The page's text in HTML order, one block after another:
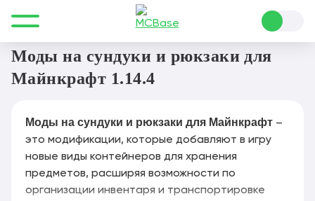
Все для Minecraft Моды Сундуки и рюкзаки
Моды на сундуки и рюкзаки для
Майнкрафт 1.14.4
Моды на сундуки и рюкзаки для Майнкрафт –
это модификации, которые добавляют в игру
новые виды контейнеров для хранения
предметов, расширяя возможности по
организации инвентаря и транспортировке